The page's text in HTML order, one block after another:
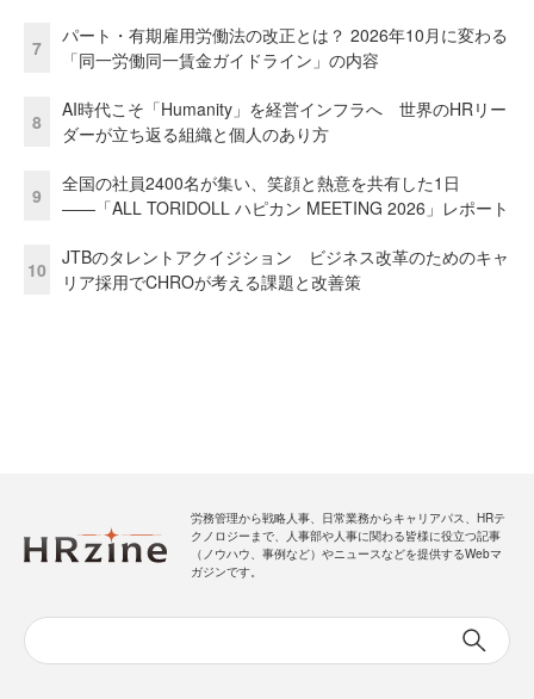
7
パート・有期雇用労働法の改正とは？ 2026年10月に変わる
「同一労働同一賃金ガイドライン」の内容
8
AI時代こそ「Humanity」を経営インフラへ 世界のHRリー
ダーが立ち返る組織と個人のあり方
9
全国の社員2400名が集い、笑顔と熱意を共有した1日
――「ALL TORIDOLL ハピカン MEETING 2026」レポート
10
JTBのタレントアクイジション ビジネス改革のためのキャ
リア採用でCHROが考える課題と改善策
労務管理から戦略人事、日常業務からキャリアパス、HRテ
クノロジーまで、人事部や人事に関わる皆様に役立つ記事
（ノウハウ、事例など）やニュースなどを提供するWebマ
ガジンです。